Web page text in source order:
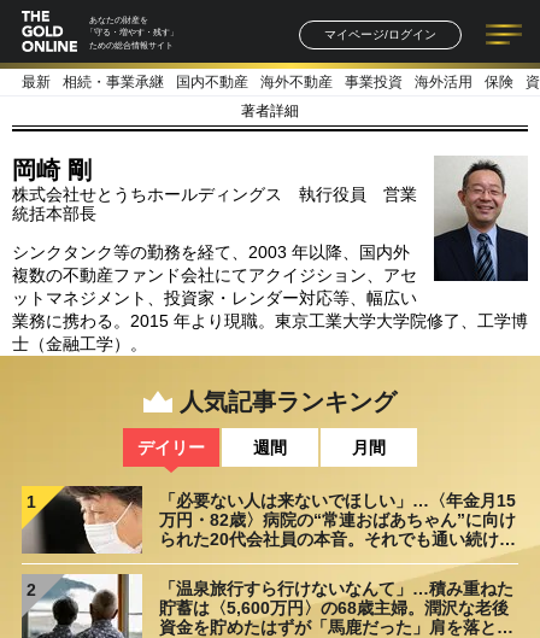
あなたの財産を
「守る・増やす・残す」
ための総合情報サイト
マイページ/ログイン
記事一覧 連載一覧
著者一覧 書籍一覧
最新 相続・事業承継 国内不動産 海外不動産 事業投資 海外活用 保険
著者詳細
岡崎 剛
株式会社せとうちホールディングス 執行役員 営業
統括本部長
シンクタンク等の勤務を経て、2003 年以降、国内外
複数の不動産ファンド会社にてアクイジション、アセ
ットマネジメント、投資家・レンダー対応等、幅広い
業務に携わる。2015 年より現職。東京工業大学大学院修了、工学博
士（金融工学）。
人気記事ランキング
デイリー 週間 月間
1
「必要ない人は来ないでほしい」…〈年金月15
万円・82歳〉病院の“常連おばあちゃん”に向け
られた20代会社員の本音。それでも通い続ける
2
「温泉旅行すら行けないなんて」…積み重ねた
貯蓄は〈5,600万円〉の68歳主婦。潤沢な老後
資金を貯めたはずが「馬鹿だった」肩を落とす